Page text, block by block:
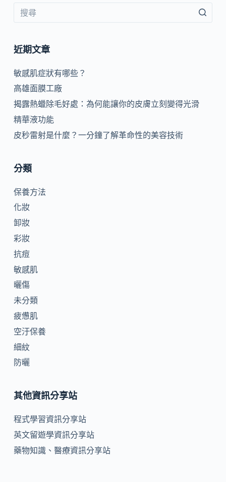
近期文章
敏感肌症狀有哪些？
高雄面膜工廠
揭露熱蠟除毛好處：為何能讓你的皮膚立刻變得光滑
精華液功能
皮秒雷射是什麼？一分鐘了解革命性的美容技術
分類
保養方法
化妝
卸妝
彩妝
抗痘
敏感肌
曬傷
未分類
疲憊肌
空汙保養
細紋
防曬
其他資訊分享站
程式學習資訊分享站
英文留遊學資訊分享站
藥物知識、醫療資訊分享站